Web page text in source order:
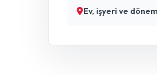
Ev, işyeri ve